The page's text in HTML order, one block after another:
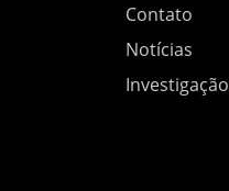
Contato
Notícias
Investigação